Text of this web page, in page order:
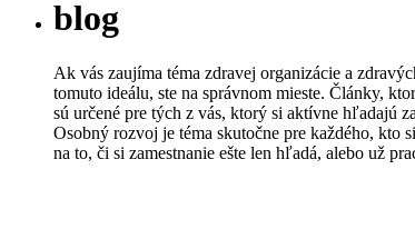
blog
Ak vás zaujíma téma zdravej organizácie a
tomuto ideálu, ste na správnom mieste. Články,
sú určené pre tých z vás, ktorý si aktívne hľadajú
Osobný rozvoj je téma skutočne pre každého, kto
na to, či si zamestnanie ešte len hľadá, alebo už